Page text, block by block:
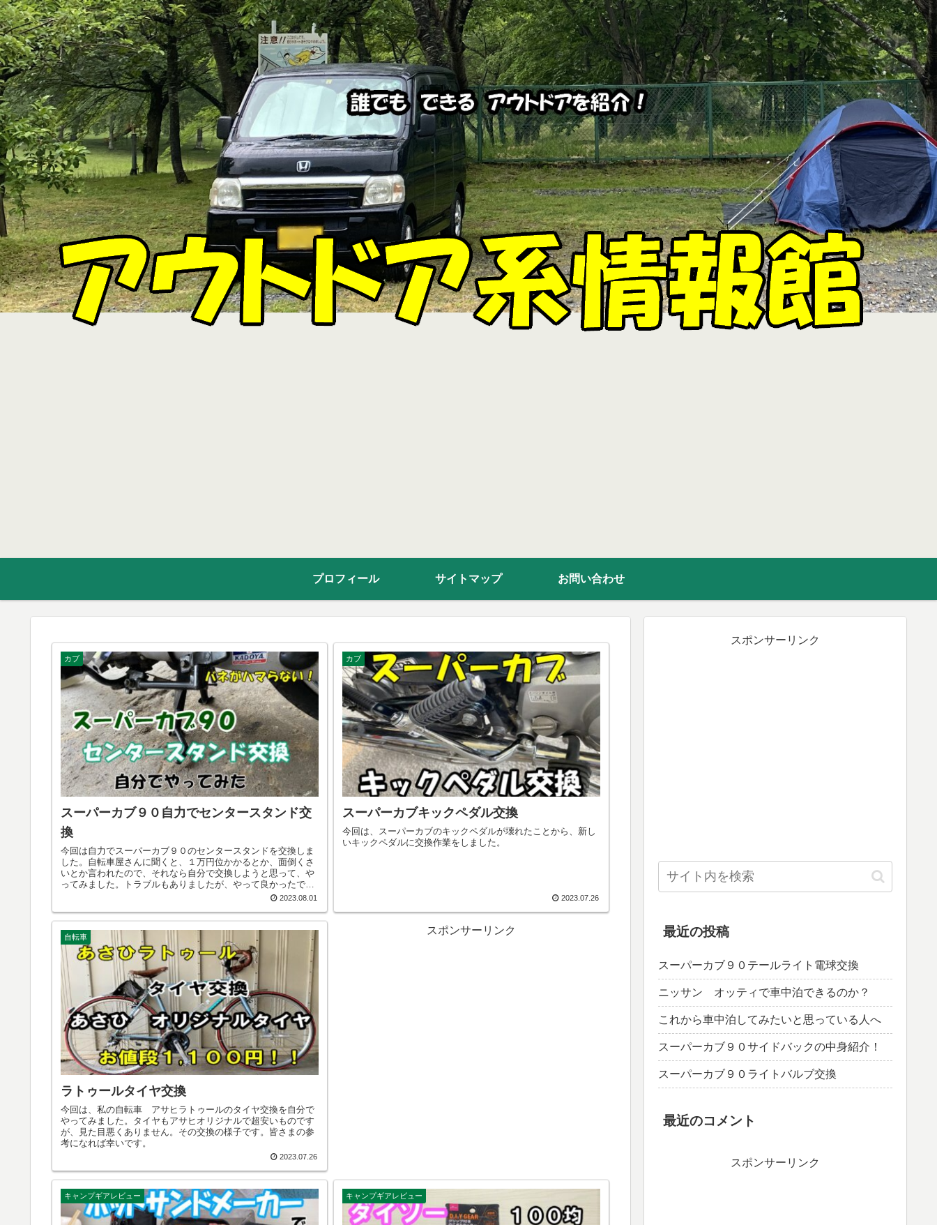
プロフィール サイトマップ お問い合わせ
カブ
スーパーカブ９０自力でセンタースタンド交
換
今回は自力でスーパーカブ９０のセンタースタンドを交換しま
した。自転車屋さんに聞くと、１万円位かかるとか、面倒くさ
いとか言われたので、それなら自分で交換しようと思って、や
ってみました。トラブルもありましたが、やって良かったで
2023.08.01
カブ
スーパーカブキックペダル交換
今回は、スーパーカブのキックペダルが壊れたことから、新し
いキックペダルに交換作業をしました。
2023.07.26
自転車
ラトゥールタイヤ交換
今回は、私の自転車 アサヒラトゥールのタイヤ交換を自分で
やってみました。タイヤもアサヒオリジナルで超安いものです
が、見た目悪くありません。その交換の様子です。皆さまの参
考になれば幸いです。
2023.07.26
スポンサーリンク
キャンプギアレビュー キャンプギアレビュー
スポンサーリンク
最近の投稿
スーパーカブ９０テールライト電球交換
ニッサン オッティで車中泊できるのか？
これから車中泊してみたいと思っている人へ
スーパーカブ９０サイドバックの中身紹介！
スーパーカブ９０ライトバルブ交換
最近のコメント
スポンサーリンク